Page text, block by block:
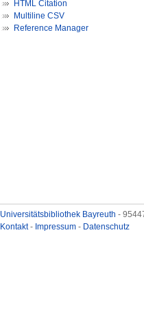
HTML Citation
Multiline CSV
Reference Manager
Universitätsbibliothek Bayreuth -
Kontakt- Impressum - Datenschutz